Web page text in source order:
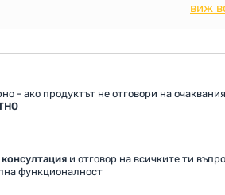
виж
- ако продуктът не отговори на
и отговор на всичките ти
функционалност